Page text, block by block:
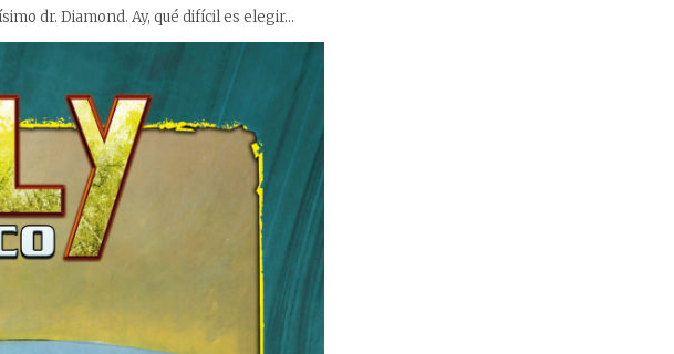
dr. Diamond. Ay, qué difícil es elegir…